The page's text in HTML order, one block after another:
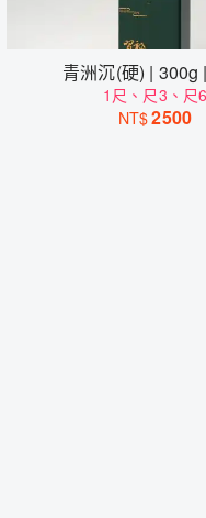
青洲沉(硬) | 300g
1尺、尺3、尺6
NT$2500